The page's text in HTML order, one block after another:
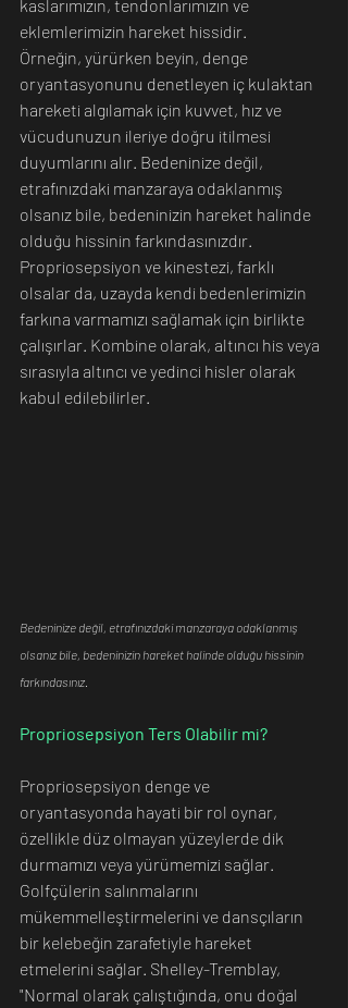
kaslarımızın, tendonlarımızın ve
eklemlerimizin hareket hissidir.
Örneğin, yürürken beyin, denge
oryantasyonunu denetleyen iç kulaktan
hareketi algılamak için kuvvet, hız ve
vücudunuzun ileriye doğru itilmesi
duyumlarını alır. Bedeninize değil,
etrafınızdaki manzaraya odaklanmış
olsanız bile, bedeninizin hareket halinde
olduğu hissinin farkındasınızdır.
Propriosepsiyon ve kinestezi, farklı
olsalar da, uzayda kendi bedenlerimizin
farkına varmamızı sağlamak için birlikte
çalışırlar. Kombine olarak, altıncı his veya
sırasıyla altıncı ve yedinci hisler olarak
kabul edilebilirler.
Bedeninize değil, etrafınızdaki manzaraya odaklanmış
olsanız bile, bedeninizin hareket halinde olduğu hissinin
farkındasınız.
Propriosepsiyon Ters Olabilir mi?
Propriosepsiyon denge ve
oryantasyonda hayati bir rol oynar,
özellikle düz olmayan yüzeylerde dik
durmamızı veya yürümemizi sağlar.
Golfçülerin salınmalarını
mükemmelleştirmelerini ve dansçıların
bir kelebeğin zarafetiyle hareket
etmelerini sağlar. Shelley-Tremblay,
"Normal olarak çalıştığında, onu doğal